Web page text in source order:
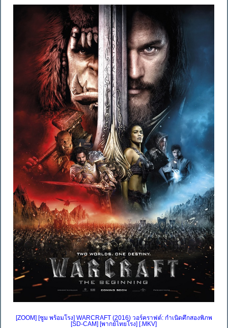
[ZOOM] [ซูม พร้อมโรง] WARCRAFT (2016) วอร์คราฟต์: กำเนิดศึกสองพิภพ
[SD-CAM] [พากย์ไทยโรง] [.MKV]